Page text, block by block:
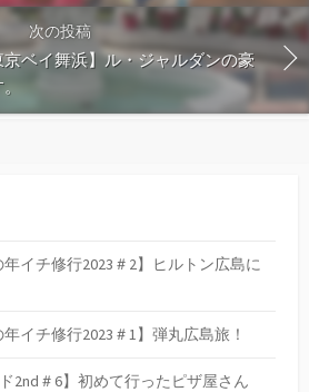
次の投稿
京ベイ舞浜】ル・ジャルダンの豪
年イチ修行2023＃2】ヒルトン広島に
年イチ修行2023＃1】弾丸広島旅！
2nd＃6】初めて行ったピザ屋さん